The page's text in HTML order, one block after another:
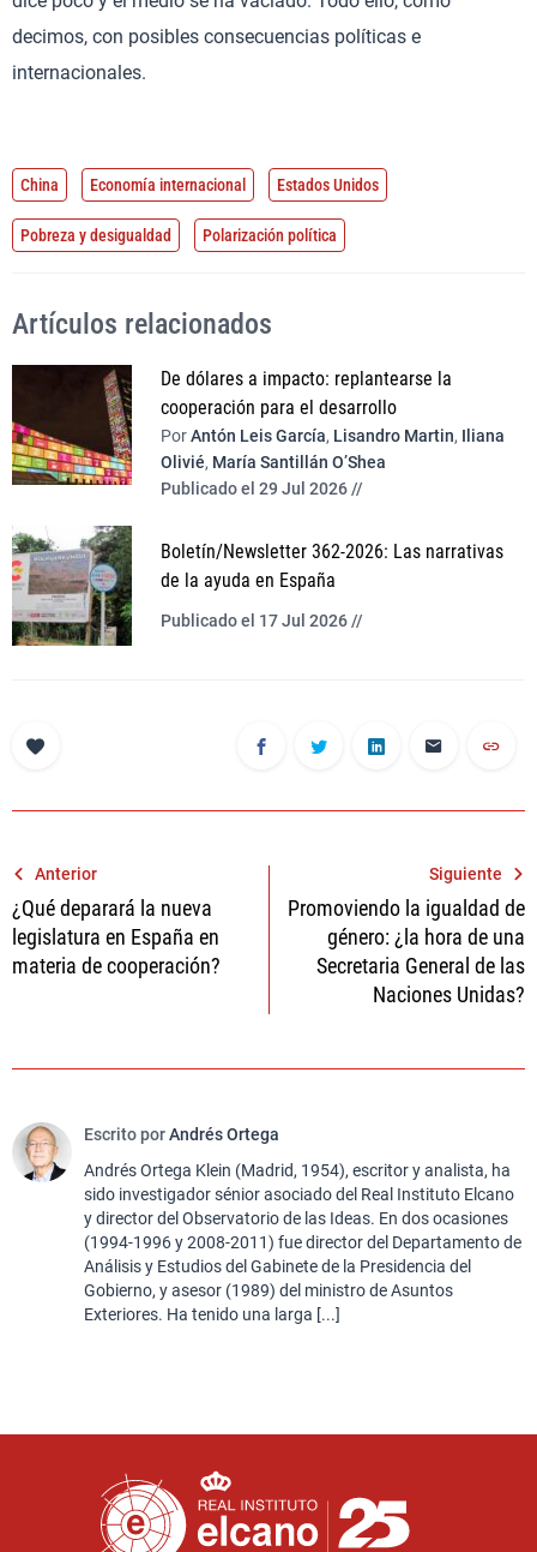
decimos, con posibles consecuencias políticas e
internacionales.
China Economía internacional Estados Unidos
Pobreza y desigualdad Polarización política
Artículos relacionados
De dólares a impacto: replantearse la
cooperación para el desarrollo
PorAntón Leis García, Lisandro Martin, Iliana
Olivié, María Santillán O’Shea
Publicado el 29 Jul 2026 //
Boletín/Newsletter 362-2026: Las narrativas
de la ayuda en España
Publicado el 17 Jul 2026 //
Navegación
de
entradas
Anterior
¿Qué deparará la nueva
legislatura en España en
materia de cooperación?
Siguiente
Promoviendo la igualdad de
género: ¿la hora de una
Secretaria General de las
Naciones Unidas?
Escrito porAndrés Ortega
Andrés Ortega Klein (Madrid, 1954), escritor y analista, ha
sido investigador sénior asociado del Real Instituto Elcano
y director del Observatorio de las Ideas. En dos ocasiones
(1994-1996 y 2008-2011) fue director del Departamento de
Análisis y Estudios del Gabinete de la Presidencia del
Gobierno, y asesor (1989) del ministro de Asuntos
Exteriores. Ha tenido una larga [...]